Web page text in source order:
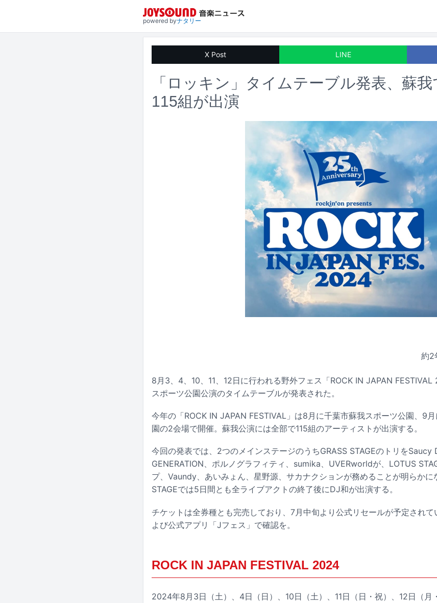
powered byナタリー
X Post LINE
「ロッキン」タイムテーブル発表、蘇
115組が出演
約2
8月3、4、10、11、12日に行われる野外フェス「ROCK IN JAPAN
スポーツ公園公演のタイムテーブルが発表された。
今年の「ROCK IN JAPAN FESTIVAL」は8月に千葉市蘇我スポーツ公園、9
園の2会場で開催。蘇我公演には全部で115組のアーティストが出演する。
今回の発表では、2つのメインステージのうちGRASS STAGEのトリを
GENERATION、ポルノグラフィティ、sumika、UVERworldが、LOTUS
プ、Vaundy、あいみょん、星野源、サカナクションが務めることが明らかに
STAGEでは5日間とも全ライブアクトの終了後にDJ和が出演する。
チケットは全券種とも完売しており、7月中旬より公式リセールが予定され
よび公式アプリ「Jフェス」で確認を。
ROCK IN JAPAN FESTIVAL 2024
2024年8月3日（土）、4日（日）、10日（土）、11日（日・祝）、12日（月